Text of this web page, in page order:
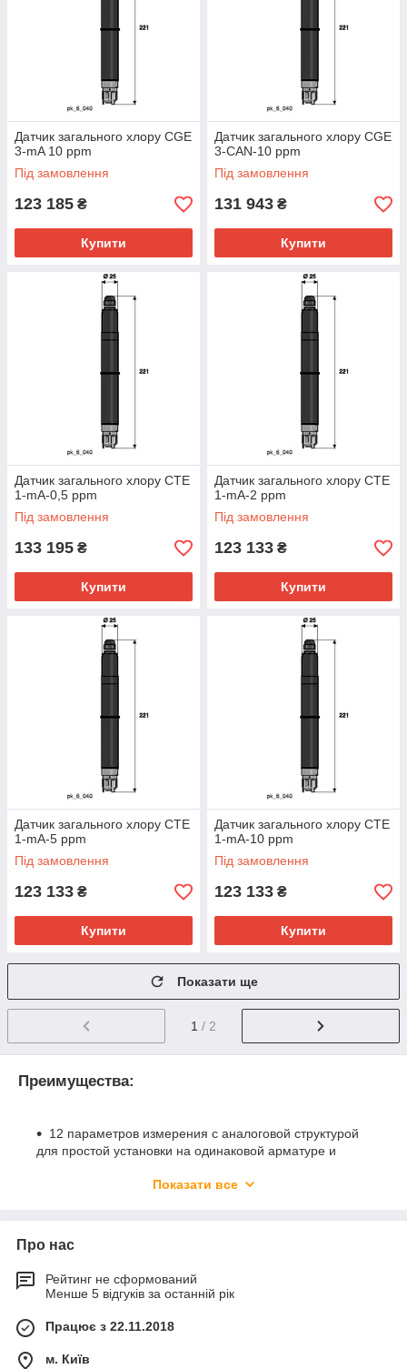
Датчик загального хлору CGE
3-mA 10 ppm
Під замовлення
123 185 ₴
Купити
Датчик загального хлору CGE
3-CAN-10 ppm
Під замовлення
131 943 ₴
Купити
Датчик загального хлору CTE
1-mA-0,5 ppm
Під замовлення
133 195 ₴
Купити
Датчик загального хлору CTE
1-mA-2 ppm
Під замовлення
123 133 ₴
Купити
Датчик загального хлору CTE
1-mA-5 ppm
Під замовлення
123 133 ₴
Купити
Датчик загального хлору CTE
1-mA-10 ppm
Під замовлення
123 133 ₴
Купити
Показати ще
1 / 2
Преимущества:
12 параметров измерения с аналоговой структурой
для простой установки на одинаковой арматуре и
Адаптированные к конкретной области применения
Эффективность процесса за счет точного измерения
Отсутствие помех для измерений из-за помутнения
амперометрическому принципу измерения
Покрытые мембраной измерительные электроды
Показати все
Про нас
Рейтинг не сформований
Менше 5 відгуків за останній рік
Працює з 22.11.2018
м. Київ